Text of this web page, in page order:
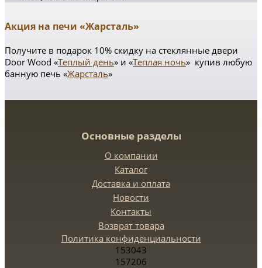
Акция на печи «Жарсталь»
Получите в подарок 10% скидку на стеклянные двери
Door Wood «Теплый день» и «Теплая ночь» купив любую
банную печь «Жарсталь»
Основные разделы
О компании
Каталог
Доставка и оплата
Новости
Контакты
Возврат товара
Политика конфиденциальности
153043
157206